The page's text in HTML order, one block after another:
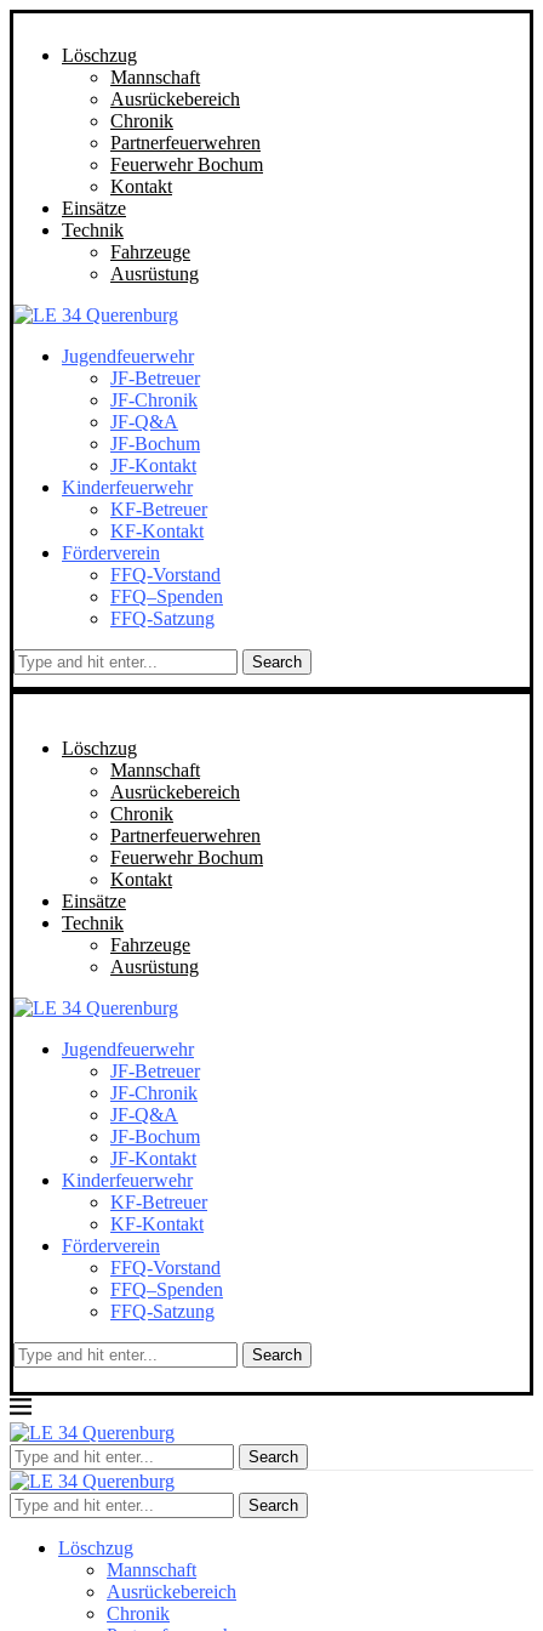
Löschzug
Mannschaft
Ausrückebereich
Chronik
Partnerfeuerwehren
Feuerwehr Bochum
Kontakt
Einsätze
Technik
Fahrzeuge
Ausrüstung
Jugendfeuerwehr
JF-Betreuer
JF-Chronik
JF-Q&A
JF-Bochum
JF-Kontakt
Kinderfeuerwehr
KF-Betreuer
KF-Kontakt
Förderverein
FFQ-Vorstand
FFQ–Spenden
FFQ-Satzung
Search
Löschzug
Mannschaft
Ausrückebereich
Chronik
Partnerfeuerwehren
Feuerwehr Bochum
Kontakt
Einsätze
Technik
Fahrzeuge
Ausrüstung
Jugendfeuerwehr
JF-Betreuer
JF-Chronik
JF-Q&A
JF-Bochum
JF-Kontakt
Kinderfeuerwehr
KF-Betreuer
KF-Kontakt
Förderverein
FFQ-Vorstand
FFQ–Spenden
FFQ-Satzung
Search
Search
Search
Löschzug
Mannschaft
Ausrückebereich
Chronik